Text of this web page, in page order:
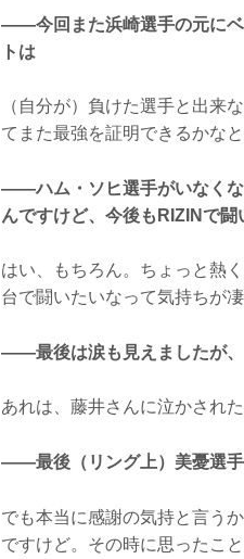
——今回また浜崎選手の元にベ
トは
（自分が）負けた選手と出来
てまた最強を証明できるかな
——ハム・ソヒ選手がいなくな
んですけど、今後もRIZINで
はい、もちろん。ちょっと熱
台で闘いたいなって気持ちが凄
——最後は涙も見えましたが、
あれは、藤井さんに泣かされた
——最後（リング上）美憂選手
でも本当に感謝の気持と言う
ですけど。その時に思ったこと